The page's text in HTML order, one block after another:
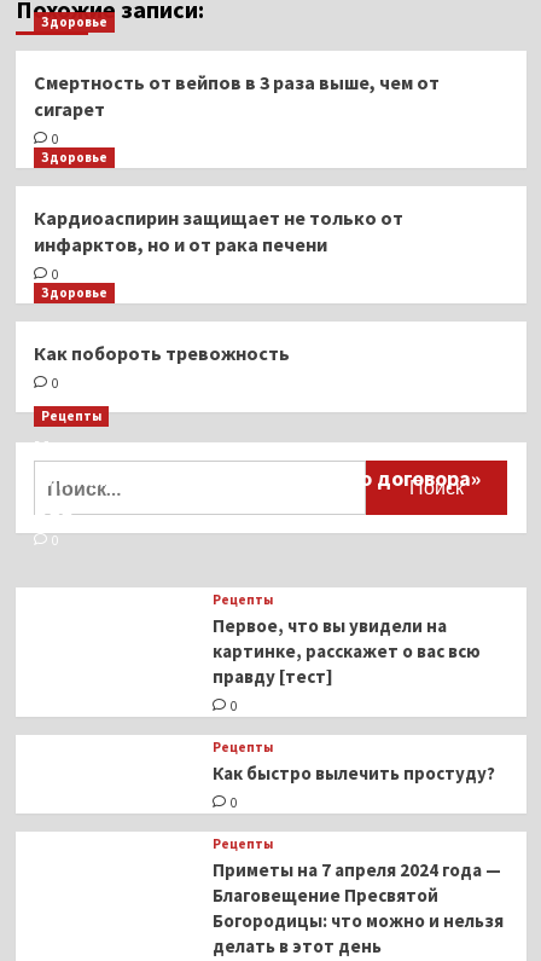
Похожие записи:
Здоровье
Смертность от вейпов в 3 раза выше, чем от
сигарет
0
Здоровье
Кардиоаспирин защищает не только от
инфарктов, но и от рака печени
0
Здоровье
Как побороть тревожность
0
Рецепты
Миллионы японцев восстают против
тиранического «Пандемического договора»
ВОЗ
0
Рецепты
Первое, что вы увидели на
картинке, расскажет о вас всю
правду [тест]
0
Рецепты
Как быстро вылечить простуду?
0
Рецепты
Приметы на 7 апреля 2024 года —
Благовещение Пресвятой
Богородицы: что можно и нельзя
делать в этот день